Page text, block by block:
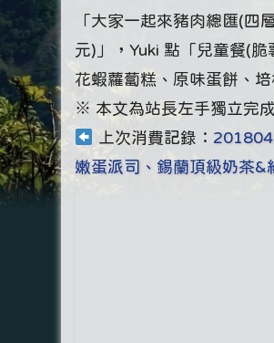
「大家一起來豬肉總匯(四
元)」，Yuki 點「兒童餐(
花蝦蘿蔔糕、原味蛋餅、
※ 本文為站長左手獨立完
上次消費記錄：
嫩蛋派司、錫蘭頂級奶茶&